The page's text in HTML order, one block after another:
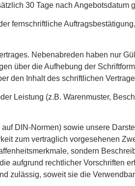
30 Tage nach Angebotsdatum
fernschriftliche
Nebenabreden haben nur
über die Aufhebung der
den Inhalt des schriftlichen
Leistung (z.B. Warenmuster,
DIN-Normen) sowie unsere
zum vertraglich vorgesehenen
sondern
aufgrund rechtlicher Vorschriften
zulässig, soweit sie die